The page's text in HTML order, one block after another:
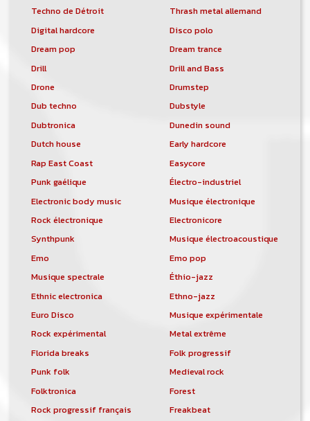
Techno de Détroit
Thrash metal allemand
Digital hardcore
Disco polo
Dream pop
Dream trance
Drill
Drill and Bass
Drone
Drumstep
Dub techno
Dubstyle
Dubtronica
Dunedin sound
Dutch house
Early hardcore
Rap East Coast
Easycore
Punk gaélique
Électro-industriel
Electronic body music
Musique électronique
Rock électronique
Electronicore
Synthpunk
Musique électroacoustique
Emo
Emo pop
Musique spectrale
Éthio-jazz
Ethnic electronica
Ethno-jazz
Euro Disco
Musique expérimentale
Rock expérimental
Metal extrême
Florida breaks
Folk progressif
Punk folk
Medieval rock
Folktronica
Forest
Rock progressif français
Freakbeat